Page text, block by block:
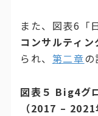
また、図表6「
コンサルティ
られ、 第二章の
図表５ Big4グ
（2017 – 2021